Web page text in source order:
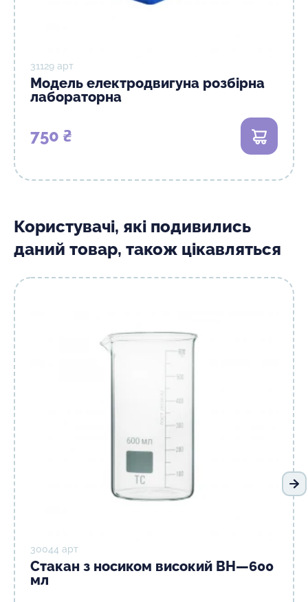
31129 арт
Модель електродвигуна розбірна
лабораторна
750 ₴ В кошик
Користувачі, які подивились
даний товар, також цікавляться
30044 арт
Стакан з носиком високий ВН—600
мл